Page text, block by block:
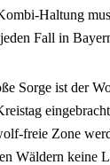
Haltung
Fall in
Sorge ist der
freie Zone
Wäldern keine